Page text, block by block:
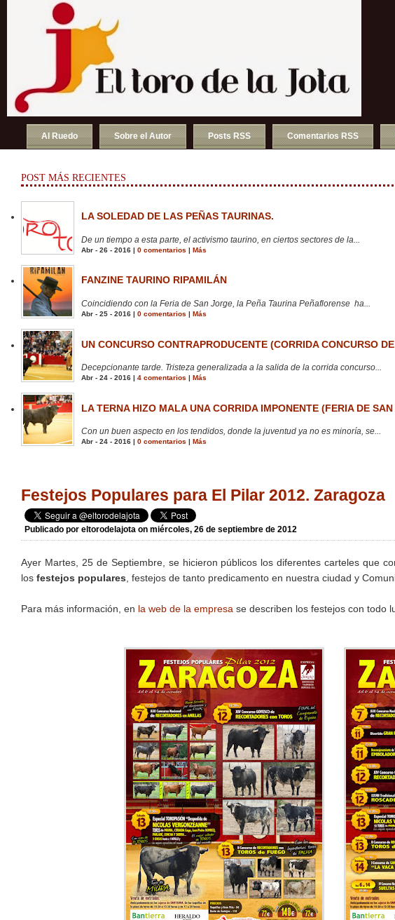
Al Ruedo Sobre el Autor Posts RSS Comentarios RSS
POST MÁS RECIENTES
LA SOLEDAD DE LAS PEÑAS TAURINAS.
De un tiempo a esta parte, el activismo taurino, en ciertos sectores de la...
Abr - 26 - 2016 | 0 comentarios | Más
FANZINE TAURINO RIPAMILÁN
Coincidiendo con la Feria de San Jorge, la Peña Taurina Peñaflorense ha...
Abr - 25 - 2016 | 0 comentarios | Más
UN CONCURSO CONTRAPRODUCENTE (CORRIDA CONCURSO
Decepcionante tarde. Tristeza generalizada a la salida de la corrida concurso...
Abr - 24 - 2016 | 4 comentarios | Más
LA TERNA HIZO MALA UNA CORRIDA IMPONENTE (FERIA DE
Con un buen aspecto en los tendidos, donde la juventud ya no es minoría, se...
Abr - 24 - 2016 | 0 comentarios Más
Festejos Populares para El Pilar 2012. Zaragoza
Publicado por eltorodelajota on miércoles, 26 de septiembre de 2012
Ayer Martes, 25 de Septiembre, se hicieron públicos los diferentes carteles que
los festejos populares , festejos de tanto predicamento en nuestra ciudad y
Para más información, en la web de la empresa se describen los festejos con todo